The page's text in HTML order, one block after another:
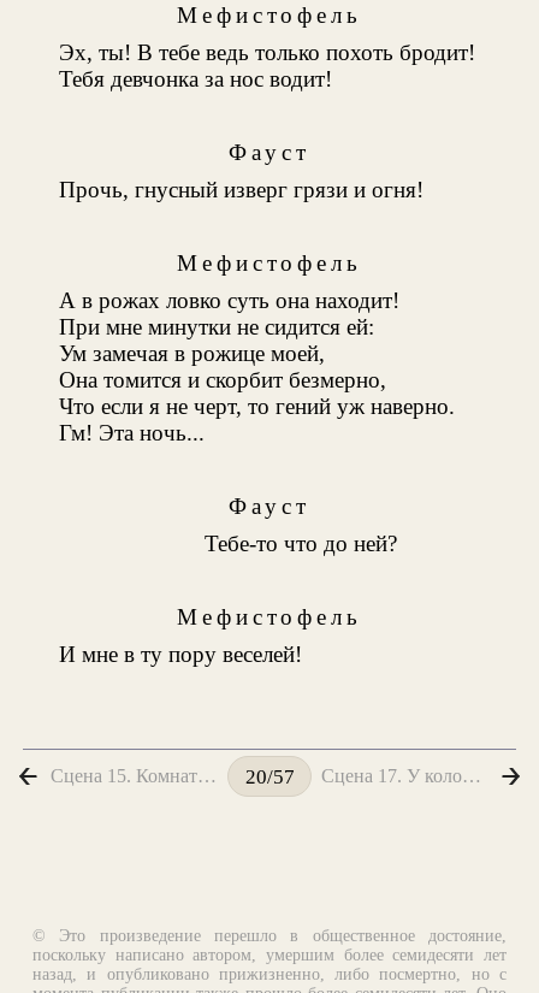
Мефистофель
Эх, ты! В тебе ведь только похоть бродит!
Тебя девчонка за нос водит!
Фауст
Прочь, гнусный изверг грязи и огня!
Мефистофель
А в рожах ловко суть она находит!
При мне минутки не сидится ей:
Ум замечая в рожице моей,
Она томится и скорбит безмерно,
Что если я не черт, то гений уж наверно.
Гм! Эта ночь...
Фауст
Тебе-то что до ней?
Мефистофель
И мне в ту пору веселей!
Сцена 15. Комната Гретхен 20/57 Сцена 17. У колодца
© Это произведение перешло в общественное достояние,
поскольку написано автором, умершим более семидесяти лет
назад, и опубликовано прижизненно, либо посмертно, но с